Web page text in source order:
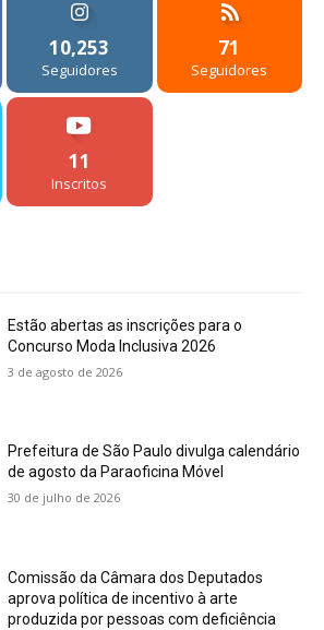
10,253
Seguidores
71
Seguidores
11
Inscritos
Estão abertas as inscrições para o
Concurso Moda Inclusiva 2026
3 de agosto de 2026
Prefeitura de São Paulo divulga calendário
de agosto da Paraoficina Móvel
30 de julho de 2026
Comissão da Câmara dos Deputados
aprova política de incentivo à arte
produzida por pessoas com deficiência